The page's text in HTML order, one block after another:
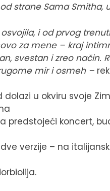
strane Sama Smitha,
i od prvog
za mene – kraj
svestan i zreo način.
mir i osmeh –
dolazi u okviru svoje
predstojeći koncert,
verzije – na